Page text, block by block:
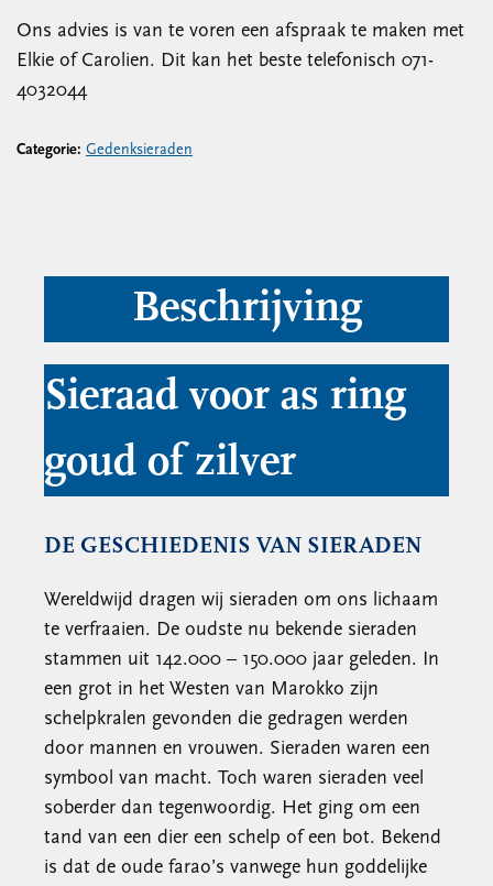
Ons advies is van te voren een afspraak te maken met
Elkie of Carolien. Dit kan het beste telefonisch 071-
4032044
Categorie: Gedenksieraden
Beschrijving
Sieraad voor as ring
goud of zilver
DE GESCHIEDENIS VAN SIERADEN
Wereldwijd dragen wij sieraden om ons lichaam
te verfraaien. De oudste nu bekende sieraden
stammen uit 142.000 – 150.000 jaar geleden. In
een grot in het Westen van Marokko zijn
schelpkralen gevonden die gedragen werden
door mannen en vrouwen. Sieraden waren een
symbool van macht. Toch waren sieraden veel
soberder dan tegenwoordig. Het ging om een
tand van een dier een schelp of een bot. Bekend
is dat de oude farao’s vanwege hun goddelijke